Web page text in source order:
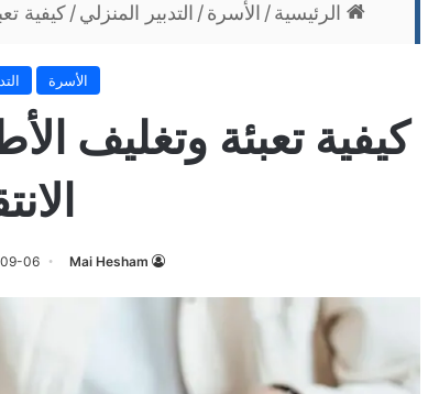
الرئيسية / الأسرة / التدبير المنزلي / كيفية
الأسرة
كيفية تعبئة وتغليف
Mai Hesham
06